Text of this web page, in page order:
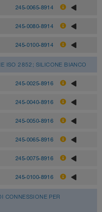
245-0065-8914
245-0080-8914
245-0100-8914
ISO 2852; SILICONE BIANCO
245-0025-8916
245-0040-8916
245-0050-8916
245-0065-8916
245-0075-8916
245-0100-8916
CONNESSIONE PER